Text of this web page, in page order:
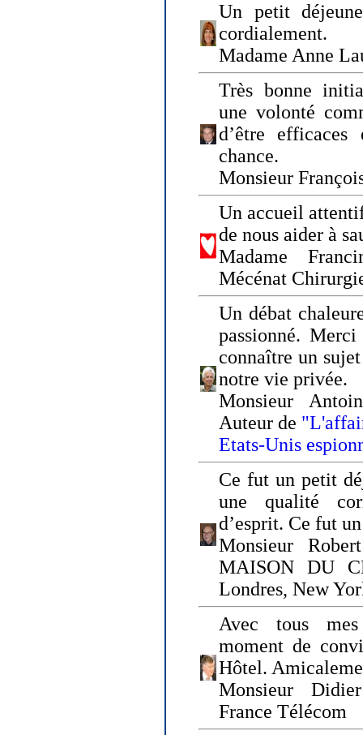
Un petit
cordialement.
Madame Anne
Très bonne
une volonté
d’être
chance.
Monsieur
Un accueil
de nous aider à
Madame
Mécénat
Un débat
passionné.
connaître un
notre vie privée.
Monsieur
Auteur de
Etats-Unis
Ce fut un petit
une qualité
d’esprit. Ce fut
Monsieur
MAISON DU
Londres, New
Avec tous
moment de
Hôtel.
Monsieur
France Télécom